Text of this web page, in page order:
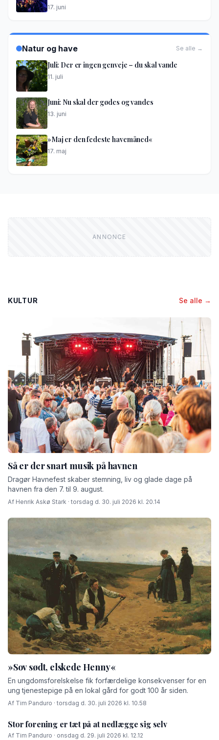
17. juni
Natur og have Se alle →
Juli: Der er ingen genveje – du skal vande
11. juli
Juni: Nu skal der gødes og vandes
13. juni
»Maj er den fedeste havemåned«
17. maj
KULTUR Se alle →
Så er der snart musik på havnen
Dragør Havnefest skaber stemning, liv og glade dage på
havnen fra den 7. til 9. august.
Af Henrik Askø Stark · torsdag d. 30. juli 2026 kl. 20.14
»Sov sødt, elskede Henny«
En ungdomsforelskelse fik forfærdelige konsekvenser for en
ung tjenestepige på en lokal gård for godt 100 år siden.
Af Tim Panduro · torsdag d. 30. juli 2026 kl. 10.58
Stor forening er tæt på at nedlægge sig selv
Af Tim Panduro · onsdag d. 29. juli 2026 kl. 12.12